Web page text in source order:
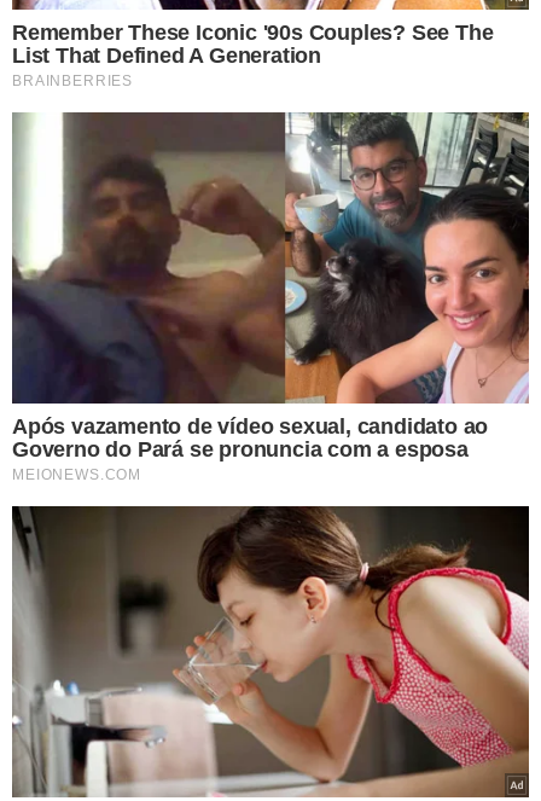
PALMEIRAS BRASILEIRÃO 2025
ADEMIR
ARENA FONTE NOVA
VER COMENTÁRIOS